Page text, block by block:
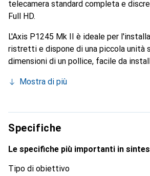
telecamera standard completa e
Full HD.
L'Axis P1245 Mk II è ideale per
ristretti e dispone di una piccola unità
dimensioni di un pollice, facile da
elaborazione Deep Learning che
Mostra di più
Specifiche
Le specifiche più importanti in
Tipo di obiettivo